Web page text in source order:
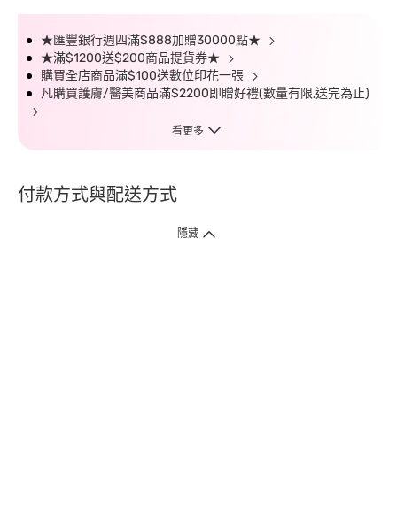
★匯豐銀行週四滿$888加贈30000點★
★滿$1200送$200商品提貨券★
購買全店商品滿$100送數位印花一張
凡購買護膚/醫美商品滿$2200即贈好禮(數量有限,送完為止)
看更多
付款方式與配送方式
隱藏